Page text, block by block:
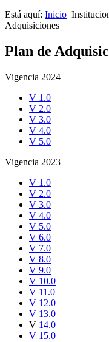
Está aquí: Inicio
Adquisiciones
Plan de
Vigencia 2024
V 1.0
V 2.0
V 3.0
V 4.0
V 5.0
Vigencia 2023
V 1.0
V 2.0
V 3.0
V 4.0
V 5.0
V 6.0
V 7.0
V 8.0
V 9.0
V 10.0
V 11.0
V 12.0
V 13.0
V 14.0
V 15.0